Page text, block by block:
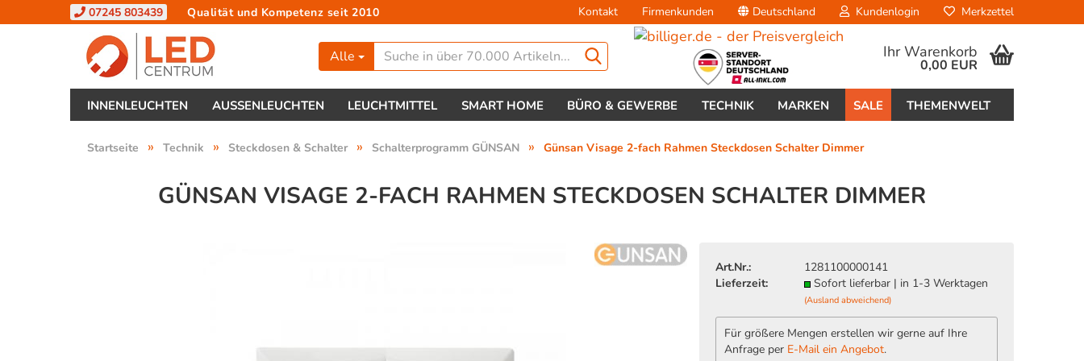
07245 803439 Qualität und Kompetenz seit 2010 Kontakt Firmenkunden Deutschland
Lieferland
Kundenlogin
Konto erstellen
Passwort vergessen?
Merkzettel
Alle Ihr Warenkorb
0,00 EUR
INNENLEUCHTEN AUSSENLEUCHTEN LEUCHTMITTEL SMART HOME BÜRO & GEWERBE TECHNIK MARKEN SALE THEMENWELT
Startseite » Technik » Steckdosen & Schalter » Schalterprogramm GÜNSAN » Günsan Visage 2-fach Rahmen Steckdosen Schalter Dimmer
GÜNSAN VISAGE 2-FACH RAHMEN STECKDOSEN SCHALTER DIMMER
Art.Nr.:
1281100000141
Lieferzeit:
Sofort lieferbar | in 1-3 Werktagen
(Ausland abweichend)
Für größere Mengen erstellen wir gerne auf Ihre
Anfrage per E-Mail ein Angebot.